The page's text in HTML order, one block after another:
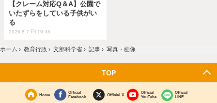
【クレーム対応Q＆A】公園で
いたずらをしている子供がい
る
2026.8.7 Fri 19:45
ホーム › 教育行政 › 文部科学省 › 記事 › 写真・画像
TOP
Home
Official
Facebook
Official X
Official
YouTube
Official
LINE